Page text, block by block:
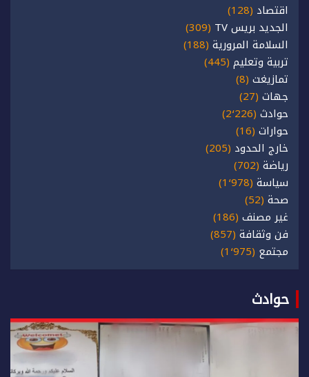
اقتصاد (128)
الجديد بريس TV
(309)
السلامة المرورية (188)
تربية وتعليم (445)
تمازيغت (8)
جهات (27)
حوادث (2٬226)
حوارات (16)
خارج الحدود (205)
رياضة (702)
سياسة (1٬978)
صحة (52)
غير مصنف (186)
فن وثقافة (857)
مجتمع (1٬975)
حوادث